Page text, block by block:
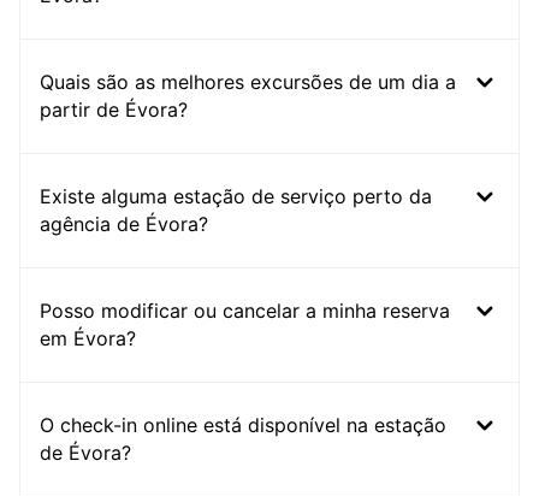
Quais são as melhores excursões de um dia a
partir de Évora?
Existe alguma estação de serviço perto da
agência de Évora?
Posso modificar ou cancelar a minha reserva
em Évora?
O check-in online está disponível na estação
de Évora?